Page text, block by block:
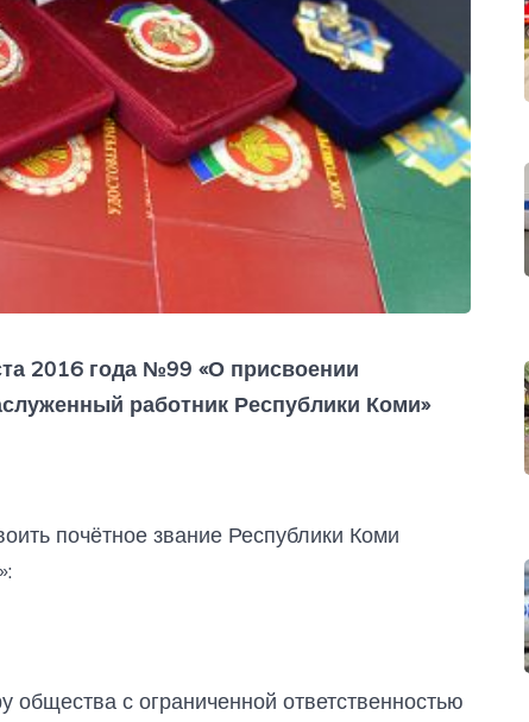
2016 года №99 «О присвоении
работник Республики Коми»
почётное звание Республики Коми
с ограниченной ответственностью